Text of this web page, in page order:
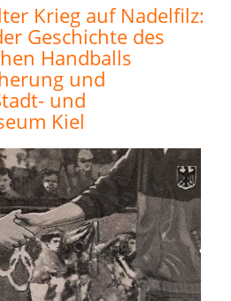
Krieg auf Nadelfilz:
Geschichte des
Handballs
und
und
Kiel